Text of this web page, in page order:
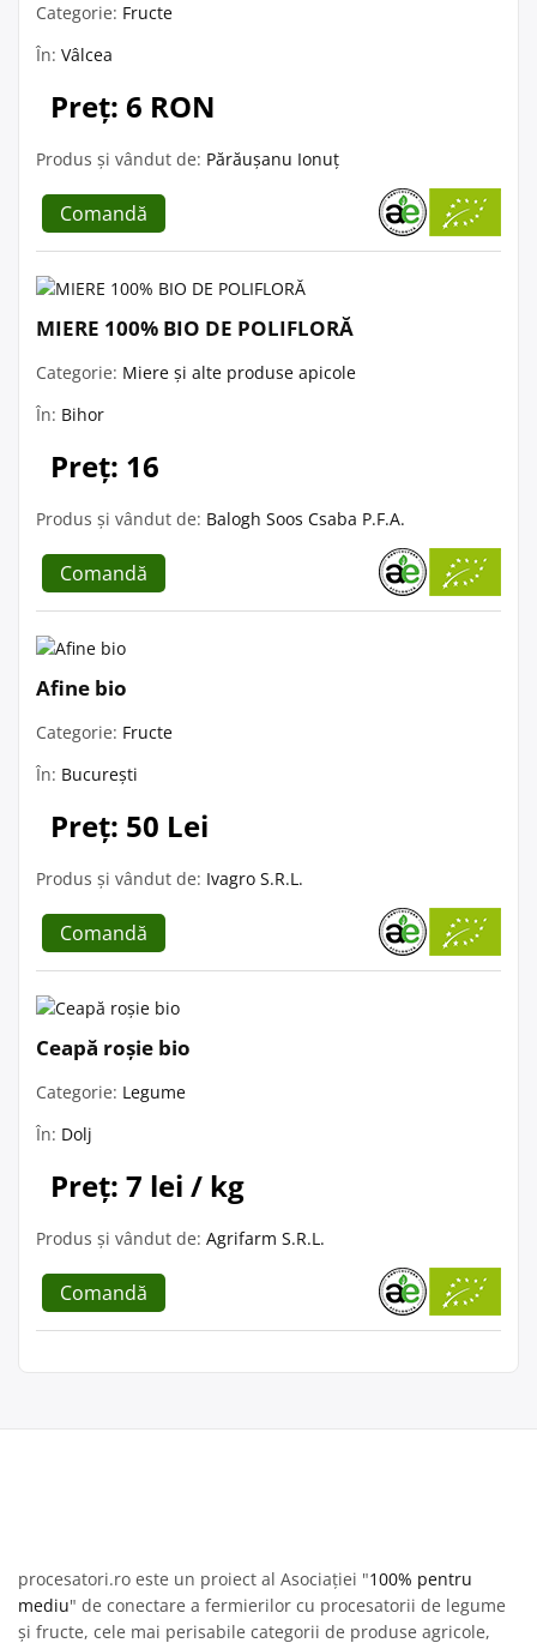
Categorie: Fructe
În: Vâlcea
Preț: 6 RON
Produs și vândut de: Părăușanu Ionuț
Comandă
MIERE 100% BIO DE POLIFLORĂ
Categorie: Miere și alte produse apicole
În: Bihor
Preț: 16
Produs și vândut de: Balogh Soos Csaba P.F.A.
Comandă
Afine bio
Categorie: Fructe
În: București
Preț: 50 Lei
Produs și vândut de: Ivagro S.R.L.
Comandă
Ceapă roșie bio
Categorie: Legume
În: Dolj
Preț: 7 lei / kg
Produs și vândut de: Agrifarm S.R.L.
Comandă
procesatori.ro este un proiect al Asociației "100% pentru
mediu" de conectare a fermierilor cu procesatorii de legume
și fructe, cele mai perisabile categorii de produse agricole,